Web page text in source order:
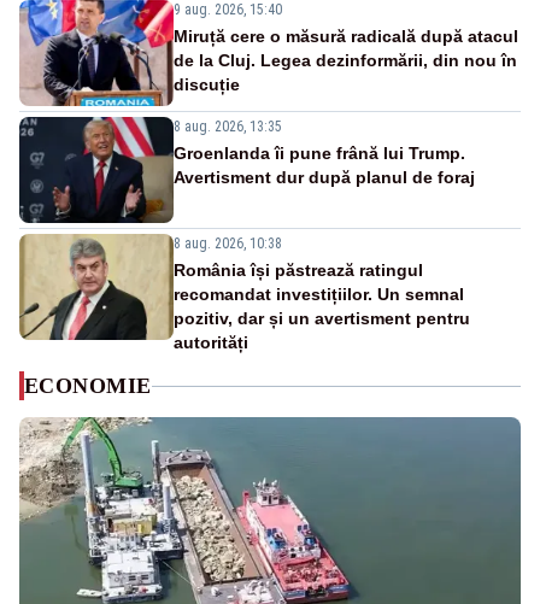
9 aug. 2026, 15:40
Miruță cere o măsură radicală după atacul
de la Cluj. Legea dezinformării, din nou în
discuție
8 aug. 2026, 13:35
Groenlanda îi pune frână lui Trump.
Avertisment dur după planul de foraj
8 aug. 2026, 10:38
România își păstrează ratingul
recomandat investițiilor. Un semnal
pozitiv, dar și un avertisment pentru
autorități
ECONOMIE